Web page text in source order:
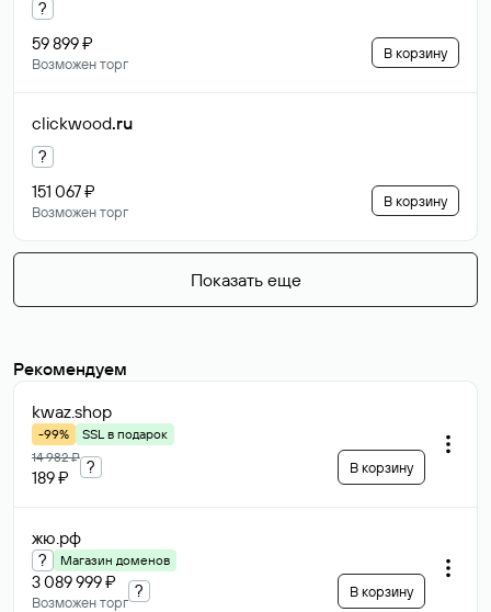
?
59 899 ₽
Возможен торг
В корзину
clickwood.ru
?
151 067 ₽
Возможен торг
В корзину
Показать еще
Рекомендуем
kwaz.shop
-99%
SSL в подарок
14 982 ₽
189 ₽
? В корзину
жю.рф
? Магазин доменов
3 089 999 ₽
Возможен торг
? В корзину